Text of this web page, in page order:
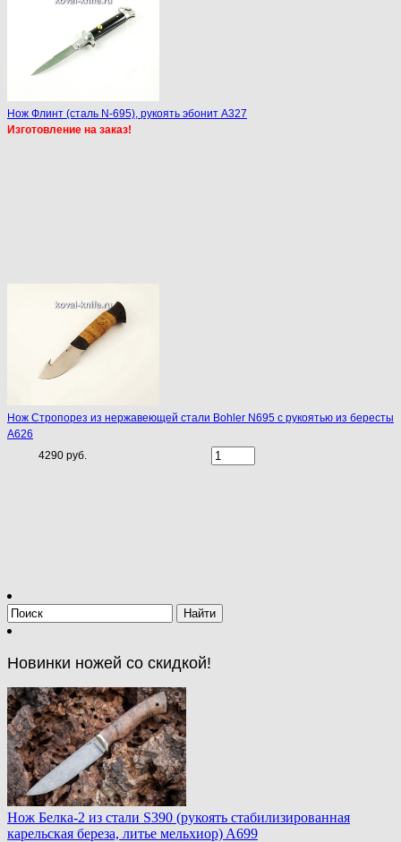
Нож Флинт (сталь N-695), рукоять эбонит A327
Изготовление на заказ!
Нож Стропорез из нержавеющей стали Bohler N695 с рукоятью из бересты
A626
4290 руб.
Новинки ножей со скидкой!
Нож Белка-2 из стали S390 (рукоять стабилизированная
карельская береза, литье мельхиор) A699